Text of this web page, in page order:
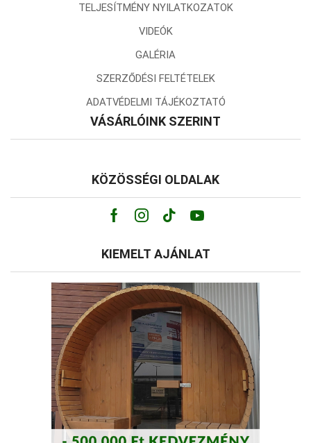
TELJESÍTMÉNY NYILATKOZATOK
VIDEÓK
GALÉRIA
SZERZŐDÉSI FELTÉTELEK
ADATVÉDELMI TÁJÉKOZTATÓ
VÁSÁRLÓINK SZERINT
KÖZÖSSÉGI OLDALAK
Facebook
Instagram
Tik-
tok
Youtube
KIEMELT AJÁNLAT